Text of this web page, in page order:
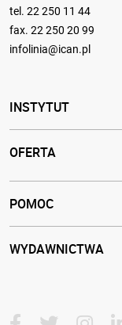
tel. 22 250 11 44
fax. 22 250 20 99
infolinia@ican.pl
INSTYTUT
OFERTA
POMOC
WYDAWNICTWA